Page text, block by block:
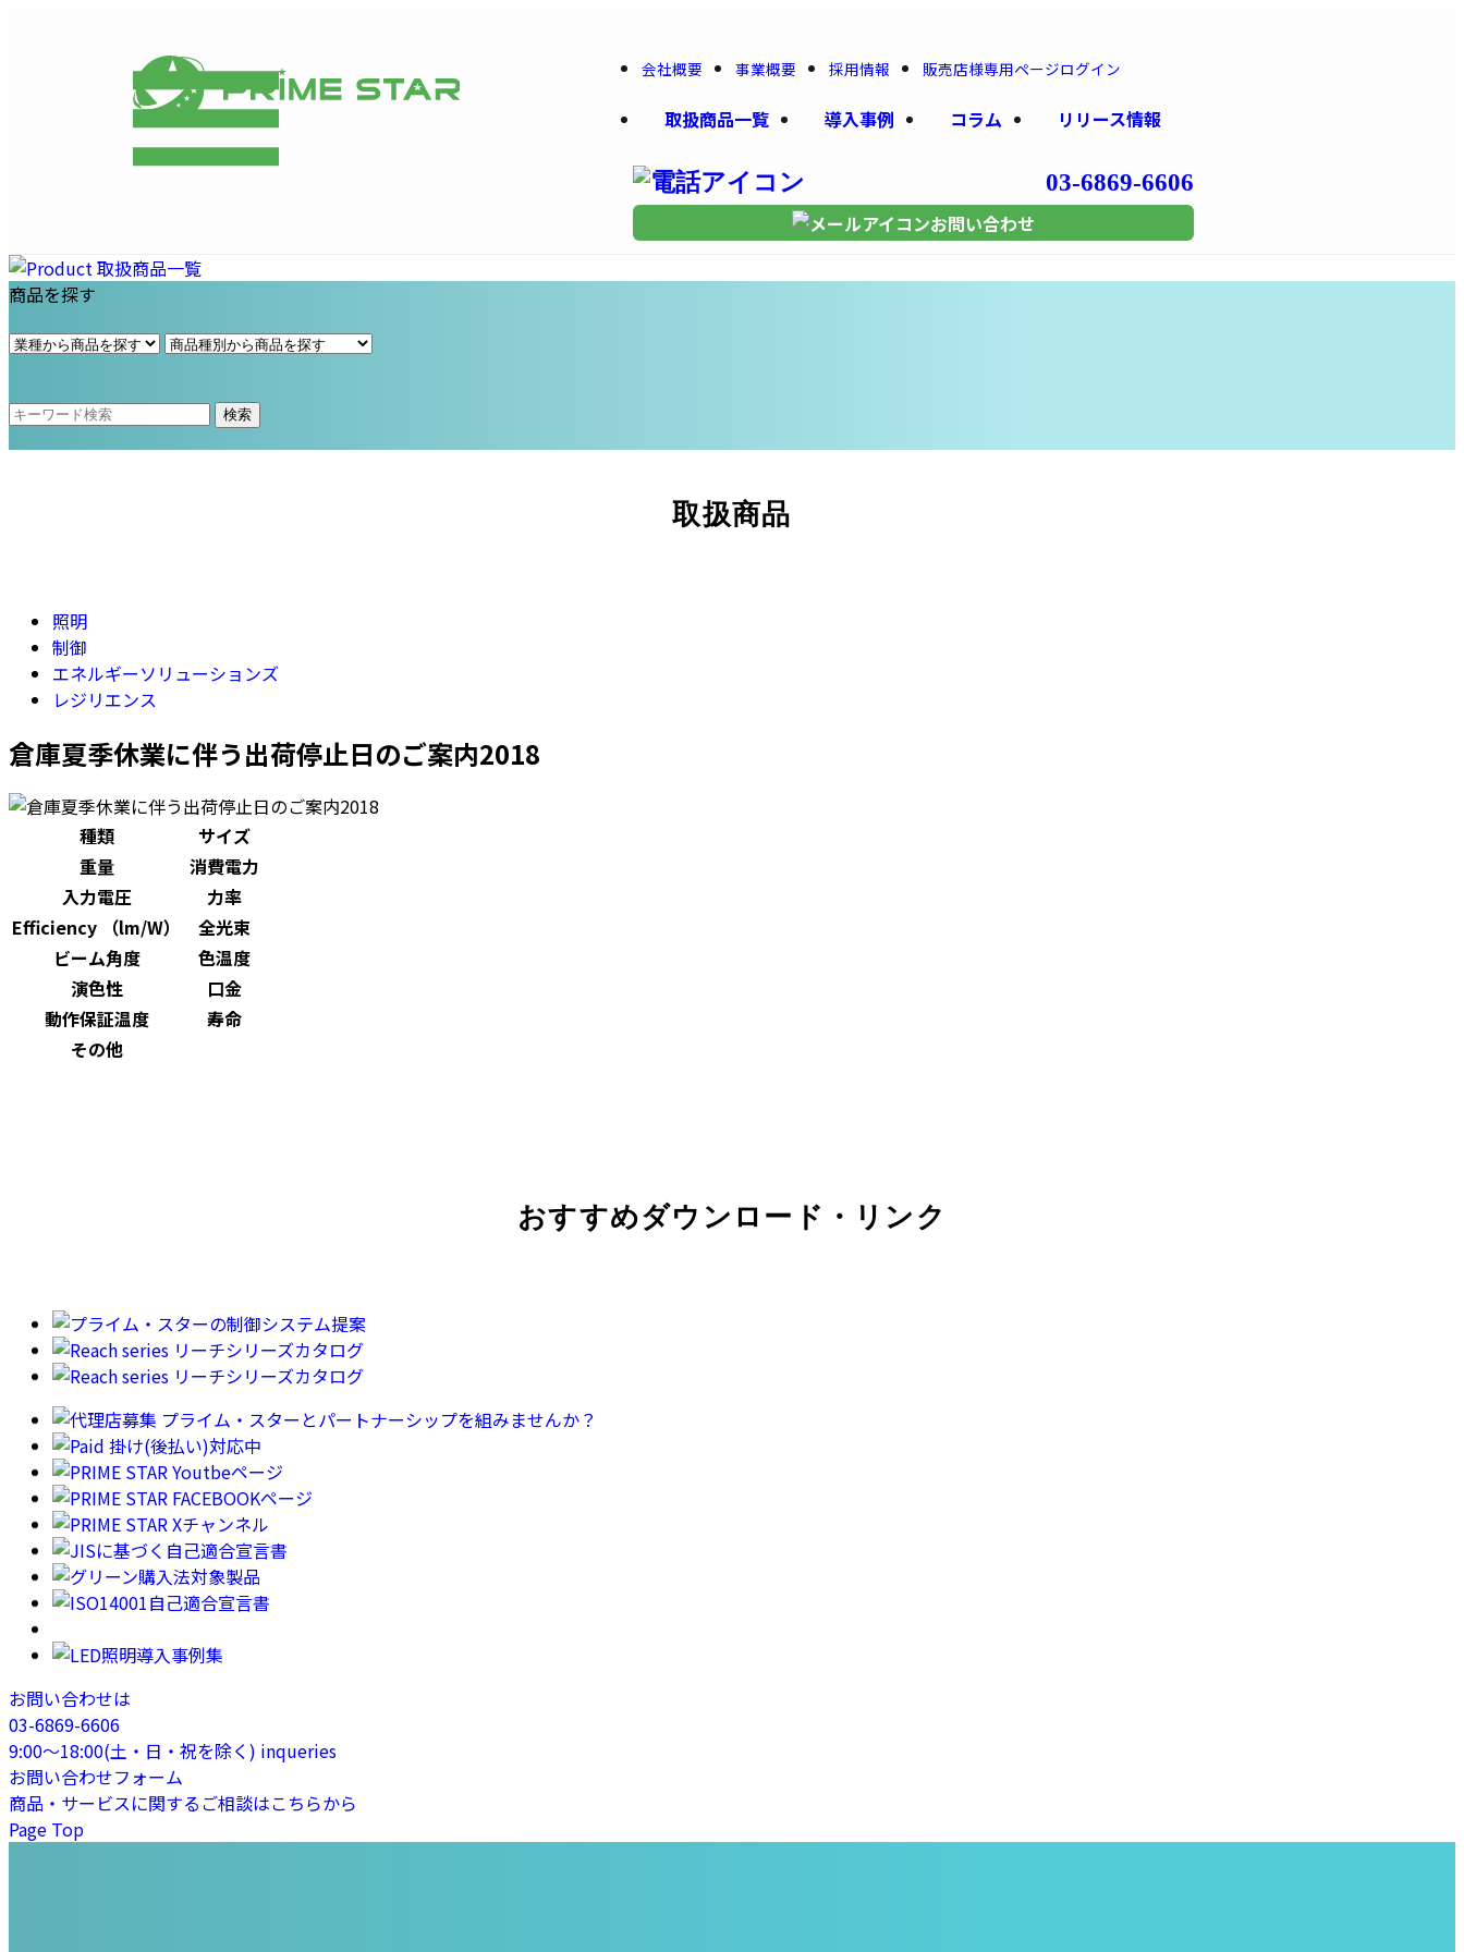
プライム・スター株式会社
会社概要 事業概要 採用情報 販売店様専用ページログイン
取扱商品一覧 導入事例 コラム リリース情報
03-6869-6606
お問い合わせ
商品を探す
検索
取扱商品
照明
制御
エネルギーソリューションズ
レジリエンス
倉庫夏季休業に伴う出荷停止日のご案内2018
種類
サイズ
重量
消費電力
入力電圧
力率
Efficiency （lm/W）
全光束
ビーム角度
色温度
演色性
口金
動作保証温度
寿命
その他
おすすめダウンロード・リンク
お問い合わせは
03-6869-6606
9:00〜18:00(土・日・祝を除く) inqueries
お問い合わせフォーム
商品・サービスに関するご相談はこちらから
Page Top